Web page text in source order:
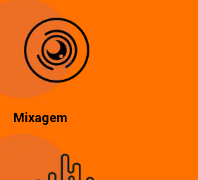
Mixagem